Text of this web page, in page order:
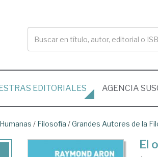
EDITORIALES AGENCIA
/ Filosofía /Grandes Autores de la
El